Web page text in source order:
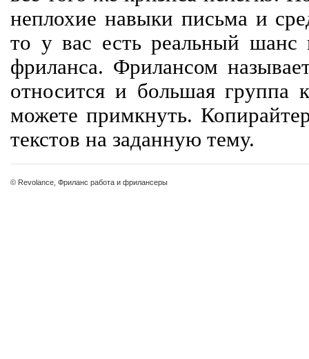
неплохие навыки письма и
то у вас есть реальный шанс
фриланса. Фрилансом
относится и большая группа
можете примкнуть.
текстов на заданную тему.
© Revolance, Фриланс работа и фрилансеры